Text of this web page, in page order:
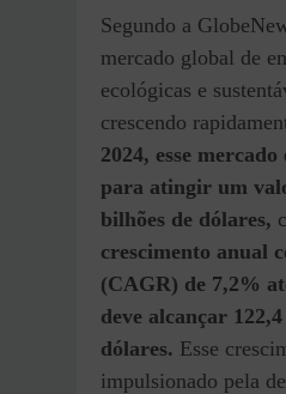
Segundo a
mercado global de
ecológicas e
crescendo
2024, esse
para atingir um
bilhões de dólares,
crescimento anual
(CAGR) de 7,2%
deve alcançar
dólares. Esse
impulsionado pela